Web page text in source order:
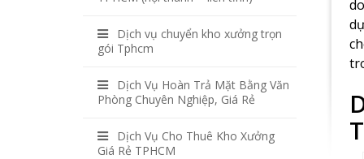
Dịch vụ chuyển kho xưởng trọn
gói Tphcm
Dịch Vụ Hoàn Trả Mặt Bằng Văn
Phòng Chuyên Nghiệp, Giá Rẻ
Dịch Vụ Cho Thuê Kho Xưởng
Giá Rẻ TPHCM